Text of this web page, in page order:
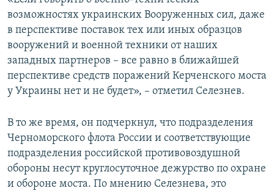
возможностях украинских Вооруженных сил, даже
в перспективе поставок тех или иных образцов
вооружений и военной техники от наших
западных партнеров – все равно в ближайшей
перспективе средств поражений Керченского моста
у Украины нет и не будет», – отметил Селезнев.
В то же время, он подчеркнул, что подразделения
Черноморского флота России и соответствующие
подразделения российской противовоздушной
обороны несут круглосуточное дежурство по охране
и обороне моста. По мнению Селезнева, это